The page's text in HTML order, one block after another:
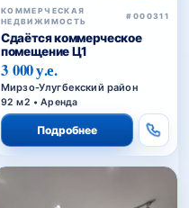
КОММЕРЧЕСКАЯ
НЕДВИЖИМОСТЬ
#000311
Сдаётся коммерческое
помещение Ц1
3 000 у.е.
Мирзо-Улугбекский район
92 м2 • Аренда
Подробнее